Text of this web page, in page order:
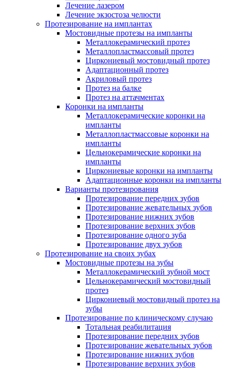
Лечение лазером
Лечение экзостоза челюсти
Протезирование на имплантах
Мостовидные протезы на импланты
Металлокерамический протез
Металлопластмассовый протез
Циркониевый мостовидный протез
Адаптационный протез
Акриловый протез
Протез на балке
Протез на аттачментах
Коронки на импланты
Металлокерамические коронки на
импланты
Металлопластмассовые коронки на
импланты
Цельнокерамические коронки на
импланты
Циркониевые коронки на импланты
Адаптационные коронки на импланты
Варианты протезирования
Протезирование передних зубов
Протезирование жевательных зубов
Протезирование нижних зубов
Протезирование верхних зубов
Протезирование одного зуба
Протезирование двух зубов
Протезирование на своих зубах
Мостовидные протезы на зубы
Металлокерамический зубной мост
Цельнокерамический мостовидный
протез
Циркониевый мостовидный протез на
зубы
Протезирование по клиническому случаю
Тотальная реабилитация
Протезирование передних зубов
Протезирование жевательных зубов
Протезирование нижних зубов
Протезирование верхних зубов